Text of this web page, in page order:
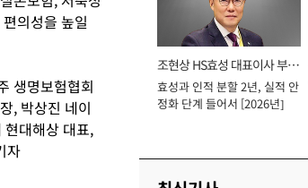
의성을 높일
생명보험협회
, 박상진 네이
대해상 대표,
자
조현상 HS효성 대표이사 부회
장
효성과 인적 분할 2년, 실적 안
정화 단계 들어서 [2026년]